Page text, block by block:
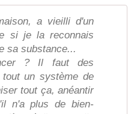
a vieilli d'un
si je la reconnais
sa substance...
? Il faut des
un système de
tout ça, anéantir
n'a plus de bien-